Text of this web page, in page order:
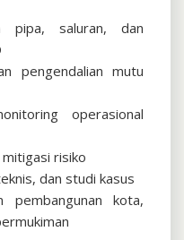
pipa, saluran, dan
pengendalian mutu
operasional
risiko
dan studi kasus
pembangunan kota,